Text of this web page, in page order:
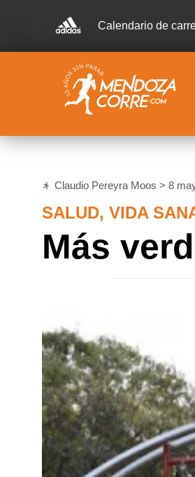
Calendario de
Claudio Pereyra Moos > 8
SALUD, VIDA
Más